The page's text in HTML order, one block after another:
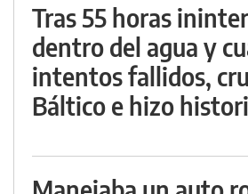
Tras 55 horas
dentro del agua y
intentos fallidos,
Báltico e hizo